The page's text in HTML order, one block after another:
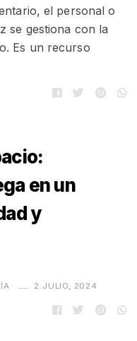
el personal o
se gestiona con la
Es un recurso
en un
y
2 JULIO, 2024